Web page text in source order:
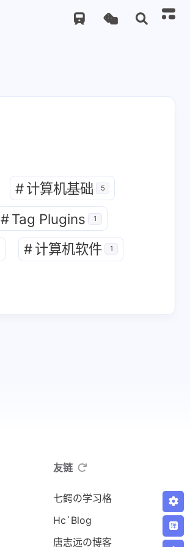
Tag Plugins1
字媒体处理及应用1
计算机基础5
六月 2023
#计算机基础 5
#Tag Plugins 1
#计算机软件 1
友链
七鳄の学习格
Hc`Blog
唐志远の博客